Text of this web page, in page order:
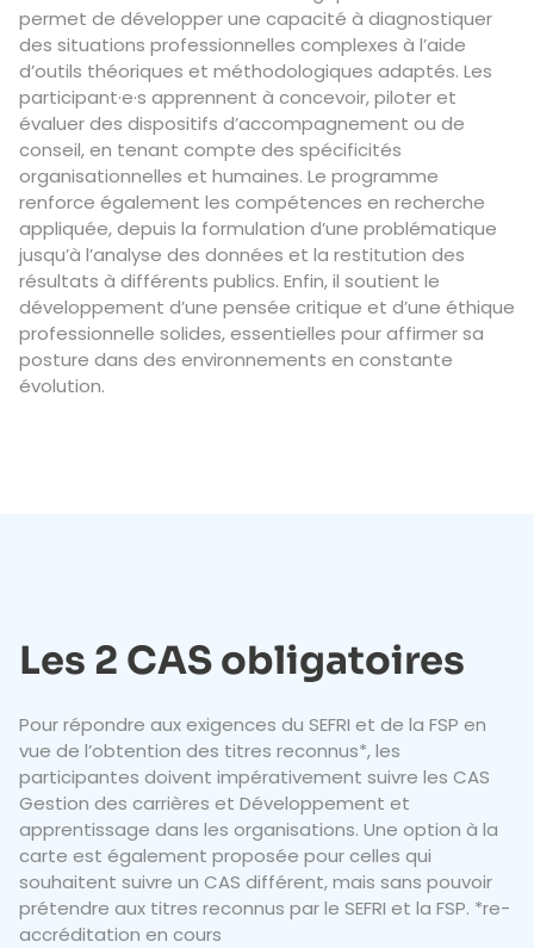
permet de développer une capacité à diagnostiquer
des situations professionnelles complexes à l’aide
d’outils théoriques et méthodologiques adaptés. Les
participant·e·s apprennent à concevoir, piloter et
évaluer des dispositifs d’accompagnement ou de
conseil, en tenant compte des spécificités
organisationnelles et humaines. Le programme
renforce également les compétences en recherche
appliquée, depuis la formulation d’une problématique
jusqu’à l’analyse des données et la restitution des
résultats à différents publics. Enfin, il soutient le
développement d’une pensée critique et d’une éthique
professionnelle solides, essentielles pour affirmer sa
posture dans des environnements en constante
évolution.
Les 2 CAS obligatoires
Pour répondre aux exigences du SEFRI et de la FSP en
vue de l’obtention des titres reconnus*, les
participantes doivent impérativement suivre les CAS
Gestion des carrières et Développement et
apprentissage dans les organisations. Une option à la
carte est également proposée pour celles qui
souhaitent suivre un CAS différent, mais sans pouvoir
prétendre aux titres reconnus par le SEFRI et la FSP. *re-
accréditation en cours